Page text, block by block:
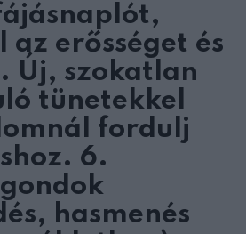
az erősséget és
Új, szokatlan
tünetekkel
fordulj
6.
gondok
hasmenés